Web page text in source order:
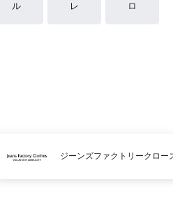
ル レ ロ
ジーンズファクトリークロー